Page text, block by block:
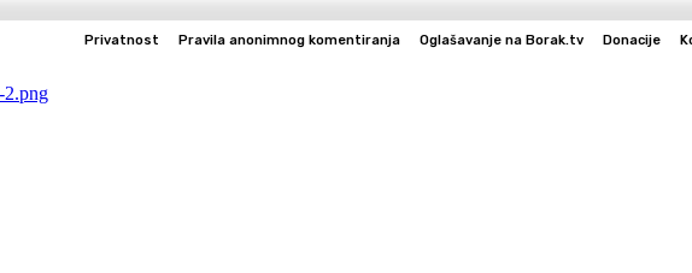
Privatnost Pravila anonimnog komentiranja Oglašavanje na Borak.tv Donacije